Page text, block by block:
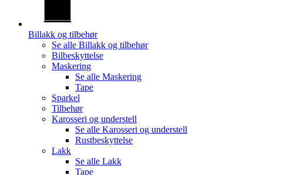
Billakk og tilbehør
Se alle Billakk og tilbehør
Bilbeskyttelse
Maskering
Se alle Maskering
Tape
Sparkel
Tilbehør
Karosseri og understell
Se alle Karosseri og understell
Rustbeskyttelse
Lakk
Se alle Lakk
Tape